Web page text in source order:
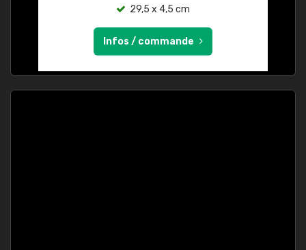
29,5 x 4,5 cm
Infos / commande